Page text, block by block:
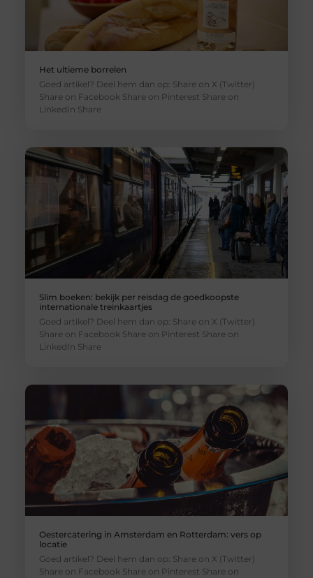
Het ultieme borrelen
Goed artikel? Deel hem dan op: Share on X (Twitter)
Share on Facebook Share on Pinterest Share on
LinkedIn Share
Slim boeken: bekijk per reisdag de goedkoopste
internationale treinkaartjes
Goed artikel? Deel hem dan op: Share on X (Twitter)
Share on Facebook Share on Pinterest Share on
LinkedIn Share
Oestercatering in Amsterdam en Rotterdam: vers op
locatie
Goed artikel? Deel hem dan op: Share on X (Twitter)
Share on Facebook Share on Pinterest Share on